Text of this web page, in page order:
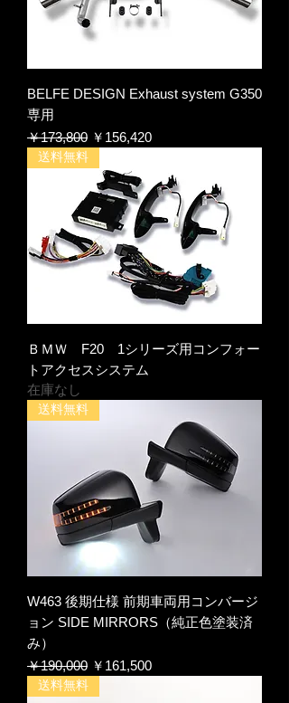
BELFE DESIGN Exhaust system G350
専用
通常価格
￥173,800 セール価格
￥156,420
送料無料
ＢＭＷ F20 1シリーズ用コンフォー
トアクセスシステム
在庫なし
送料無料
W463 後期仕様 前期車両用コンバージ
ョン SIDE MIRRORS（純正色塗装済
み）
通常価格
￥190,000 セール価格
￥161,500
送料無料